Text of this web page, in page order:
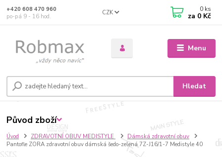
Menu
CZK
Hledat
+420 608 470 960
po-pá 9 - 16 hod.
0 ks
za 0 Kč
Úvod ZDRAVOTNÍ OBUV MEDISTYLE
Dámská zdravotní obuv
Pantofle ZORA zdravotní obuv dámská šedo-zelená 7Z-J16/1-7 Medistyle 40
Původ zboží